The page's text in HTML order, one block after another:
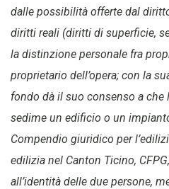
dalle possibilità offerte dal
diritti reali (diritti di superficie,
la distinzione personale fra
proprietario dell’opera; con la
fondo dà il suo consenso a che
sedime un edificio o un
Compendio giuridico per
edilizia nel Canton Ticino,
all’identità delle due persone,